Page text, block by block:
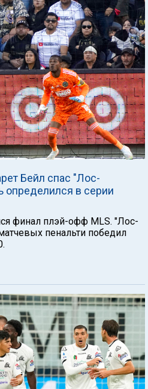
Бейл спас "Лос-
в серии
финал плэй-офф MLS. "Лос-
пенальти победил